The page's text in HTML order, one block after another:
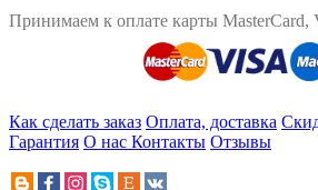
Принимаем к оплате карты MasterCard,
Как сделать заказ Оплата, доставка
Гарантия О нас Контакты Отзывы